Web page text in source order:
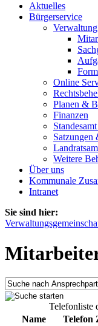
Aktuelles
Bürgerservice
Verwaltung
Online
Planen &
Finanzen
Satzungen
Weitere
Über uns
Kommunale
Intranet
Sie sind hier:
Telefonliste
Name
Telefon